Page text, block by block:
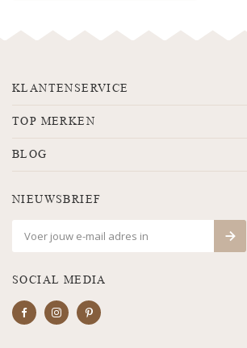
KLANTENSERVICE
TOP MERKEN
BLOG
NIEUWSBRIEF
SOCIAL MEDIA